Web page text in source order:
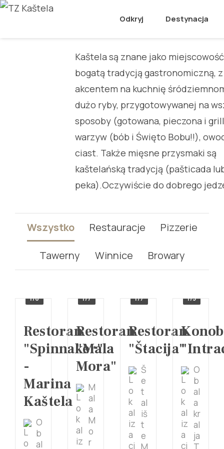
Odkryj Destynacja
Gastronomia
Kaštela są znane jako
bogatą tradycją gastronomiczną, z
akcentem na kuchnię
dużo ryby, przygotowywanej na
sposoby (gotowana, pieczona i
warzyw (bób i Święto Bobu!!),
ciast. Także mięsne przysmaki są
kaštelańską tradycją (pašticada
peka).Oczywiście do dobrego
pasuje dobre wino, a kaštelańskie
(zwłaszcza kaštelański Crljenak – przodek
znanego amerykańskiego
dumą Kašteli. Odwiedźcie nas i z
będziecie się rozkoszować
spędzoną w naszych
restauracjach, tawernach lub salach
Wszystko Restauracje Pizzerie
Tawerny Winnice Browary
1/8
Restoran
"Spinnaker"
-
Marina
Kaštela
O
b
al
1/7
Restoran
"Mala
Mora"
M
al
a
M
o
r
1/7
Restoran
"Štacija"
Š
e
t
al
iš
t
e
1/3
O
b
al
a
kr
al
ja